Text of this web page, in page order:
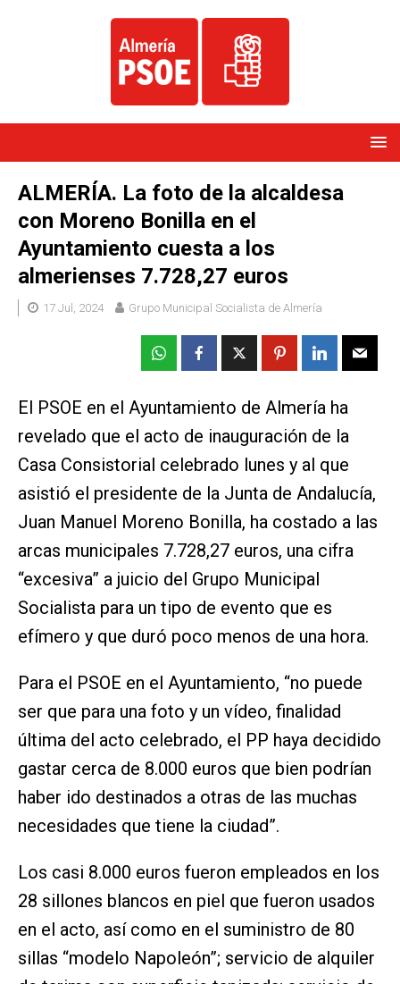
ALMERÍA. La foto de la alcaldesa
con Moreno Bonilla en el
Ayuntamiento cuesta a los
almerienses 7.728,27 euros
17 Jul, 2024 Grupo Municipal Socialista de Almería
El PSOE en el Ayuntamiento de Almería ha
revelado que el acto de inauguración de la
Casa Consistorial celebrado lunes y al que
asistió el presidente de la Junta de Andalucía,
Juan Manuel Moreno Bonilla, ha costado a las
arcas municipales 7.728,27 euros, una cifra
“excesiva” a juicio del Grupo Municipal
Socialista para un tipo de evento que es
efímero y que duró poco menos de una hora.
Para el PSOE en el Ayuntamiento, “no puede
ser que para una foto y un vídeo, finalidad
última del acto celebrado, el PP haya decidido
gastar cerca de 8.000 euros que bien podrían
haber ido destinados a otras de las muchas
necesidades que tiene la ciudad”.
Los casi 8.000 euros fueron empleados en los
28 sillones blancos en piel que fueron usados
en el acto, así como en el suministro de 80
sillas “modelo Napoleón”; servicio de alquiler